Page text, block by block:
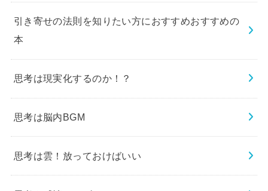
引き寄せの法則を知りたい方におすすめおすすめの
本
思考は現実化するのか！？
思考は脳内BGM
思考は雲！放っておけばいい